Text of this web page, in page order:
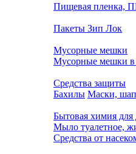
Пищевая пленка,
Пакеты Зип Лок
Мусорные мешки
Мусорные мешки в
Средства защиты
Бахилы Маски,
Бытовая химия
Мыло туалетное,
Средства от